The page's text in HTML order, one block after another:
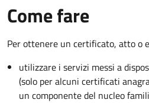
Come fare
Per ottenere un certificato, atto o
utilizzare i servizi messi a
(solo per alcuni certificati
un componente del nucleo